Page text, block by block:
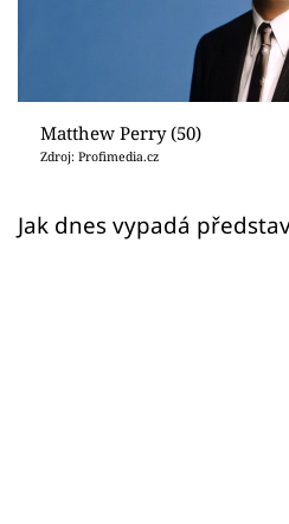
Sledujte prima+
Přihlášení
Sledujte nás
Matthew Perry (50)
Zdroj: Profimedia.cz
Jak dnes vypadá